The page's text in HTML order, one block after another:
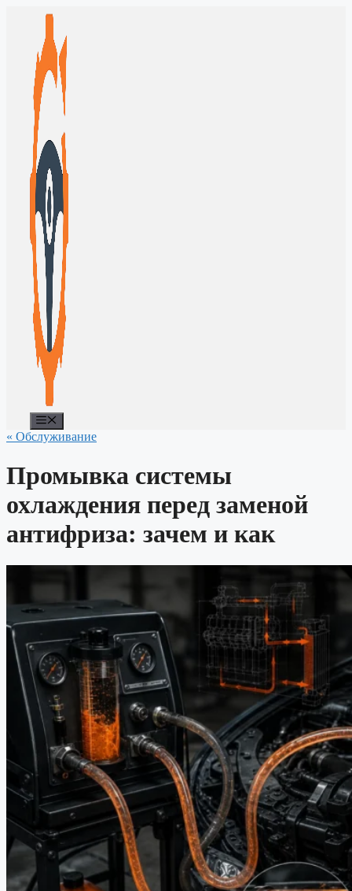
Перейти
содержимому
« Обслуживание
Промывка системы
охлаждения перед заменой
антифриза: зачем и как